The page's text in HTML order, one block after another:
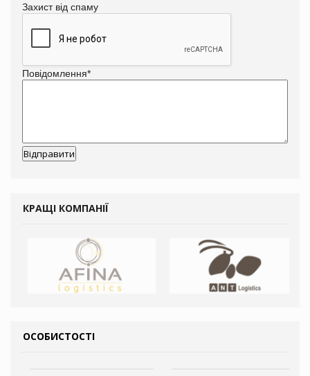
Захист від спаму
Повідомлення*
КРАЩІ КОМПАНІЇ
ОСОБИСТОСТІ